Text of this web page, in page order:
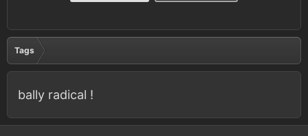
Tags
bally radical !